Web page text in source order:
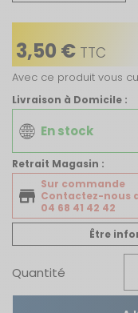
3,50 € TTC
Avec ce produit vous
Livraison à Domicile :
En stock
Retrait Magasin :
Sur commande
Contactez-nous
04 68 41 42 42
Être
Quantité